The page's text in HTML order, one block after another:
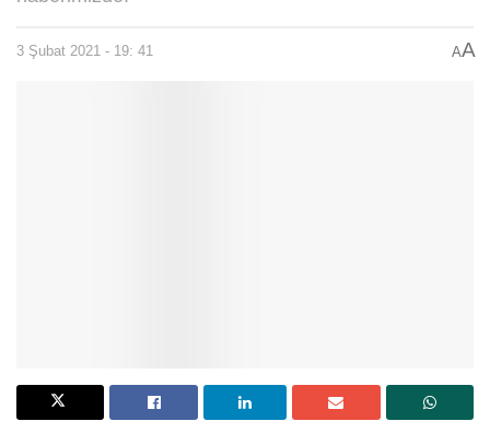
3 Şubat 2021 - 19: 41 AA